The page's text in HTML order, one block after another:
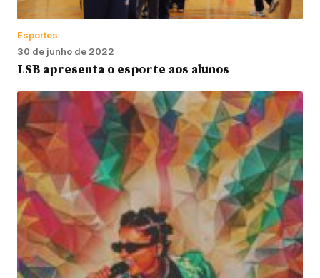
Esportes
30 de junho de 2022
LSB apresenta o esporte aos alunos